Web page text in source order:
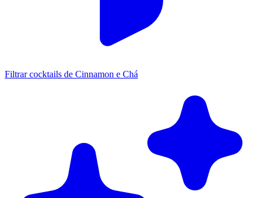
Filtrar cocktails de Cinnamon e Chá